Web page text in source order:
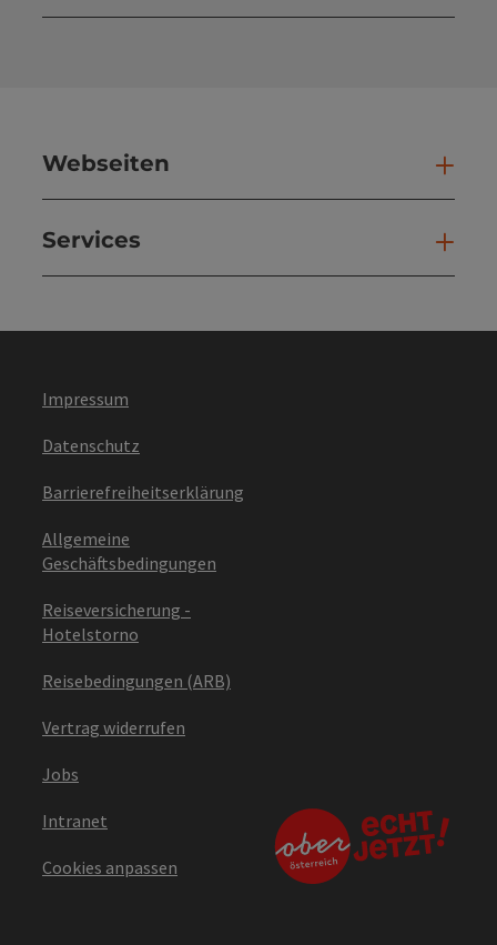
Webseiten
Services
Impressum
Datenschutz
Barrierefreiheitserklärung
Allgemeine
Geschäftsbedingungen
Reiseversicherung -
Hotelstorno
Reisebedingungen (ARB)
Vertrag widerrufen
Jobs
Intranet
Cookies anpassen